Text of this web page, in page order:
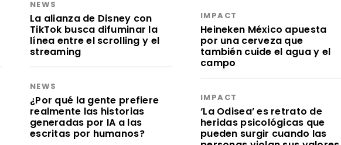
NEWS
La alianza de Disney con
TikTok busca difuminar la
línea entre el scrolling y el
streaming
NEWS
¿Por qué la gente prefiere
realmente las historias
generadas por IA a las
escritas por humanos?
IMPACT
Heineken México apuesta
por una cerveza que
también cuide el agua y el
campo
IMPACT
‘La Odisea’ es retrato de
heridas psicológicas que
pueden surgir cuando las